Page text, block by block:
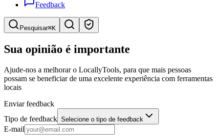
Feedback
Pesquisar⌘K
Pesquisar ferramentas
Pesquisa rápida de ferramentas
Sua opinião é importante
Ajude-nos a melhorar o LocallyTools, para que mais pessoas
possam se beneficiar de uma excelente experiência com ferramentas
locais
Enviar feedback
Tipo de feedback Selecione o tipo de feedback
E-mail